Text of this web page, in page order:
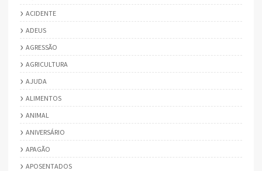
ACIDENTE
ADEUS
AGRESSÃO
AGRICULTURA
AJUDA
ALIMENTOS
ANIMAL
ANIVERSÁRIO
APAGÃO
APOSENTADOS